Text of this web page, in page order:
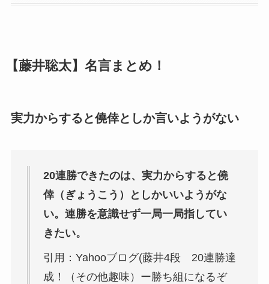
【藤井聡太】名言まとめ！
実力からすると僥倖としか言いようがない
20連勝できたのは、実力からすると僥
倖（ぎょうこう）としかいいようがな
い。連勝を意識せず一局一局指してい
きたい。
引用：Yahooブログ(藤井4段 20連勝達
成！（その他趣味）ー勝ち組になるぞ